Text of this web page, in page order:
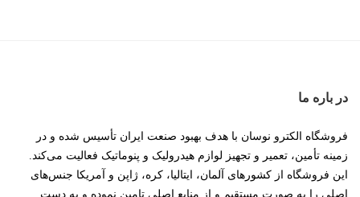
در باره ما
فروشگاه الکترو نوسان با هدف بهبود صنعت ایران تأسیس شده و در
زمینه تأمین، تعمیر و تجهیز لوازم هیدرولیک و پنوماتیک فعالیت می‌کند.
این فروشگاه از کشورهای آلمان، ایتالیا، کره، ژاپن و آمریکا جنس‌های
اصلی را به صورت مستقیم و از منابع اصلی تامین نموده و به دست